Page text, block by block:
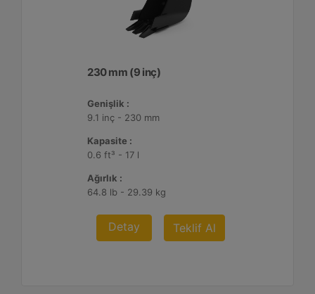
230 mm (9 inç)
Genişlik :
9.1 inç - 230 mm
Kapasite :
0.6 ft³ - 17 l
Ağırlık :
64.8 lb - 29.39 kg
Detay Teklif Al